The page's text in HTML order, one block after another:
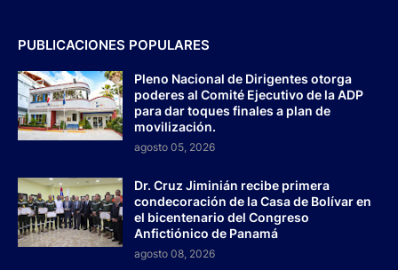
PUBLICACIONES POPULARES
Pleno Nacional de Dirigentes otorga
poderes al Comité Ejecutivo de la ADP
para dar toques finales a plan de
movilización.
agosto 05, 2026
Dr. Cruz Jiminián recibe primera
condecoración de la Casa de Bolívar en
el bicentenario del Congreso
Anfictiónico de Panamá
agosto 08, 2026